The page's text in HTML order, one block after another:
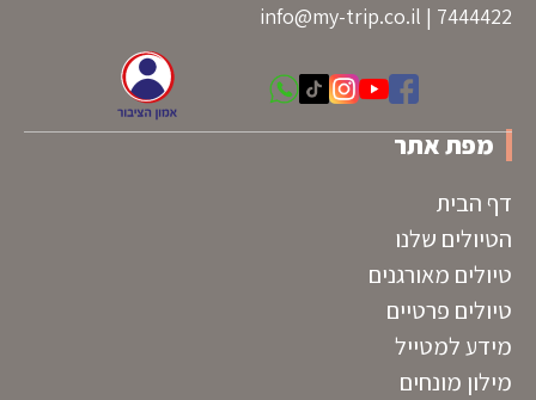
7444422 |
info@my-trip.co.il
מפת אתר
דף הבית
הטיולים שלנו
טיולים מאורגנים
טיולים פרטיים
מידע למטייל
מילון מונחים